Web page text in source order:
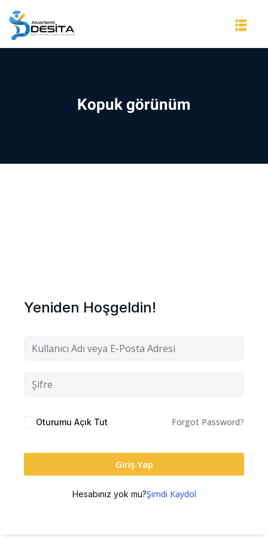
Skip
content
Kopuk görünüm
Yeniden Hoşgeldin!
Oturumu Açık Tut Forgot Password?
Giriş Yap
Hesabınız yok mu?Şimdi Kaydol